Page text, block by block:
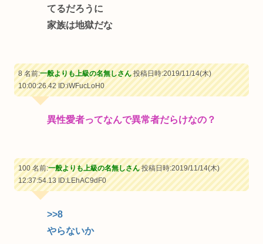
てるだろうに
家族は地獄だな
8 名前:一般よりも上級の名無しさん投稿日時:2019/11/14(木)
10:00:26.42ID:iWFucLoH0
異性愛者ってなんで異常者だらけなの？
100 名前:一般よりも上級の名無しさん投稿日時:2019/11/14(木)
12:37:54.13ID:LEhAC9dF0
>>8
やらないか